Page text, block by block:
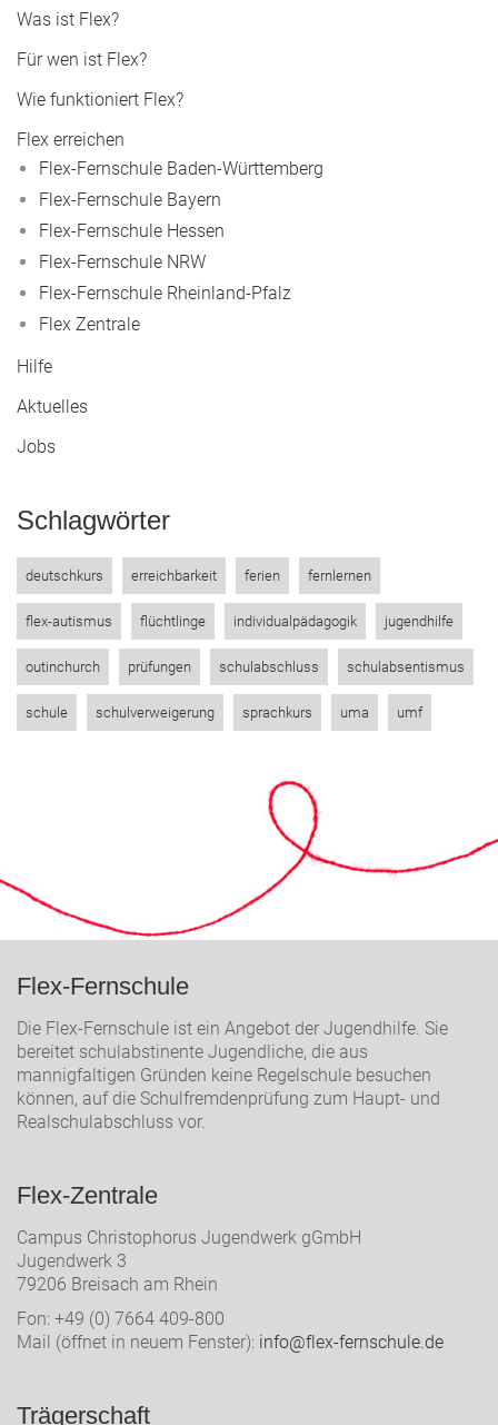
Was ist Flex?
Für wen ist Flex?
Wie funktioniert Flex?
Flex erreichen
Flex-Fernschule Baden-Württemberg
Flex-Fernschule Bayern
Flex-Fernschule Hessen
Flex-Fernschule NRW
Flex-Fernschule Rheinland-Pfalz
Flex Zentrale
Hilfe
Aktuelles
Jobs
Schlagwörter
deutschkurs erreichbarkeit ferien fernlernen
flex-autismus flüchtlinge individualpädagogik jugendhilfe
outinchurch prüfungen schulabschluss schulabsentismus
schule schulverweigerung sprachkurs uma umf
Flex-Fernschule
Die Flex-Fernschule ist ein Angebot der Jugendhilfe. Sie
bereitet schulabstinente Jugendliche, die aus
mannigfaltigen Gründen keine Regelschule besuchen
können, auf die Schulfremdenprüfung zum Haupt- und
Realschulabschluss vor.
Flex-Zentrale
Campus Christophorus Jugendwerk gGmbH
Jugendwerk 3
79206 Breisach am Rhein
Fon: +49 (0) 7664 409-800
Mail (öffnet in neuem Fenster): info@flex-fernschule.de
Trägerschaft